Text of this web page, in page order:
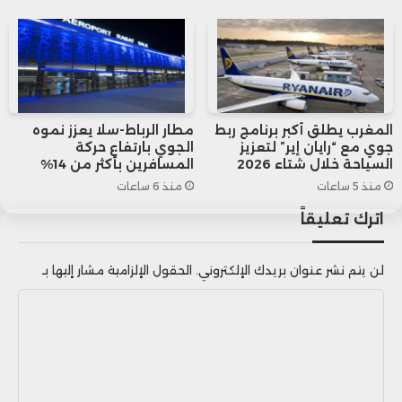
الماضي.
وفي سياق آخر، شهدت سنة 2024 بدء
الإصلاح التدريجي لنظام دعم غاز البوتان،
بهدف تعبئة موارد مالية لتمويل برنامج
المساعدة الاجتماعية المباشرة. ومن
المتوقع أن تنخفض نفقات المقاصة من
2% من الناتج الداخلي الإجمالي في سنة
المغرب يطلق أكبر برنامج ربط
جوي مع “رايان إير” لتعزيز
السياحة خلال شتاء 2026
منذ 5 ساعات
مطار الرباط-سلا يعزز نموه
الجوي بارتفاع حركة
المسافرين بأكثر من 14%
منذ 6 ساعات
اترك تعليقاً
لن يتم نشر عنوان بريدك الإلكتروني. الحقول الإلزامية مشار إليها بـ